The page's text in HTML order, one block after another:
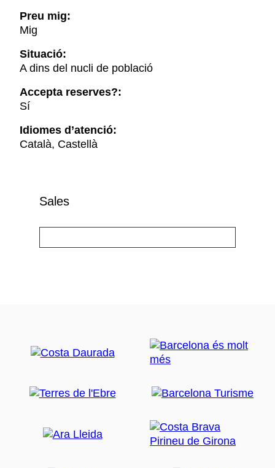
Preu mig:
Mig
Situació:
A dins del nucli de població
Accepta reserves?:
Sí
Idiomes d’atenció:
Català, Castellà
Sales